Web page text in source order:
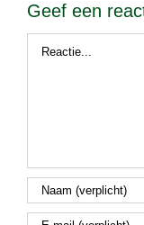
Geef een